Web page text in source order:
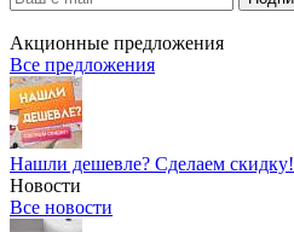
Акционные предложения
Все предложения
Нашли дешевле? Сделаем скидку!
Новости
Все новости